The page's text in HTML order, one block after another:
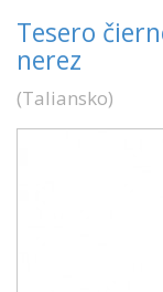
Tesero
nerez
(Taliansko)